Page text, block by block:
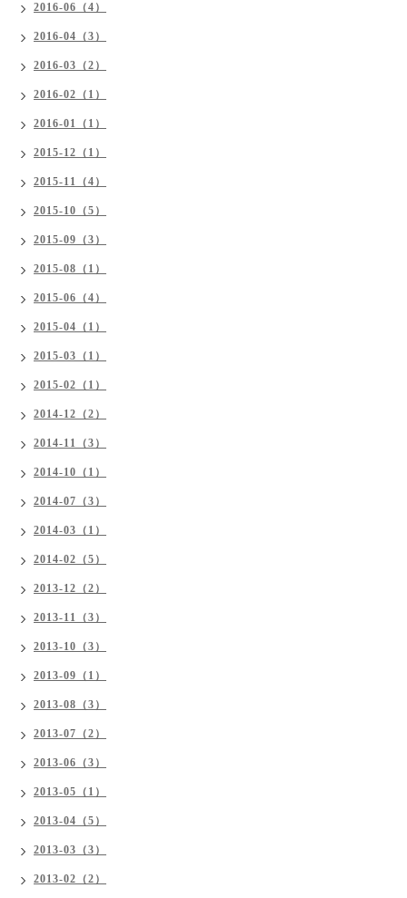
2016-06（4）
2016-04（3）
2016-03（2）
2016-02（1）
2016-01（1）
2015-12（1）
2015-11（4）
2015-10（5）
2015-09（3）
2015-08（1）
2015-06（4）
2015-04（1）
2015-03（1）
2015-02（1）
2014-12（2）
2014-11（3）
2014-10（1）
2014-07（3）
2014-03（1）
2014-02（5）
2013-12（2）
2013-11（3）
2013-10（3）
2013-09（1）
2013-08（3）
2013-07（2）
2013-06（3）
2013-05（1）
2013-04（5）
2013-03（3）
2013-02（2）